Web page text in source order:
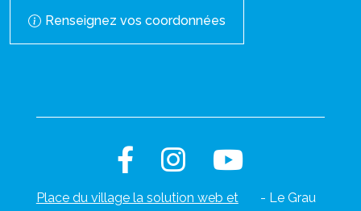
Renseignez vos coordonnées
Place du village la solution web et
- Le Grau